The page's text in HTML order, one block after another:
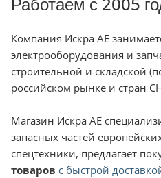
Компания Искра АЕ
электрооборудования и
строительной и складской
российском рынке и стран
Магазин Искра АЕ
запасных частей
спецтехники, предлагает
товаров с быстрой